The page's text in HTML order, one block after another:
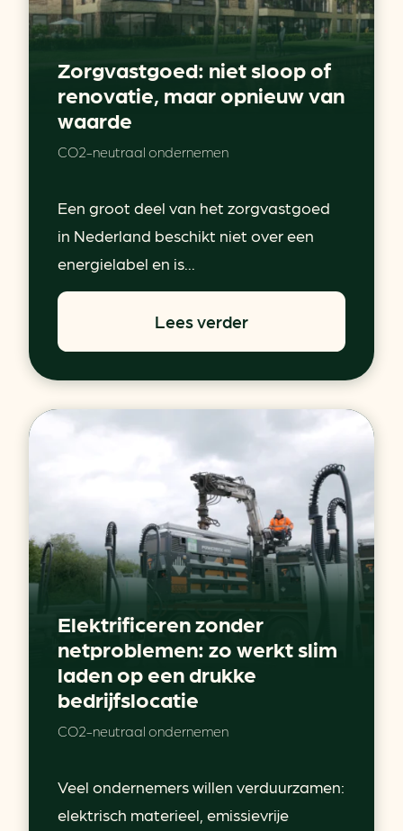
Zorgvastgoed: niet sloop of
renovatie, maar opnieuw van
waarde
CO2-neutraal ondernemen
Een groot deel van het zorgvastgoed
in Nederland beschikt niet over een
energielabel en is...
Lees verder
Elektrificeren zonder
netproblemen: zo werkt slim
laden op een drukke
bedrijfslocatie
CO2-neutraal ondernemen
Veel ondernemers willen verduurzamen:
elektrisch materieel, emissievrije